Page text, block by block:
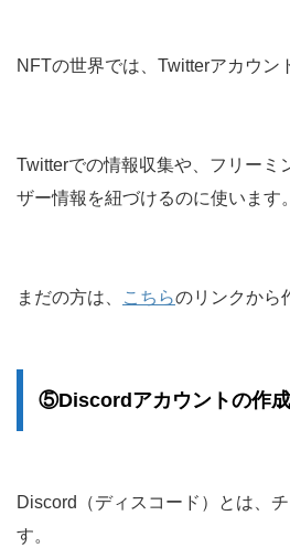
NFTの世界では、Twitterアカウン
Twitterでの情報収集や、フリーミ
ザー情報を紐づけるのに使います。
まだの方は、 こちらのリンクから
⑤Discordアカウントの作成
Discord（ディスコード）とは、
す。